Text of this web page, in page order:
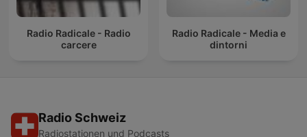
Radio Radicale - Radio
carcere
Radio Radicale - Media e
dintorni
Radio Schweiz
Radiostationen und Podcasts